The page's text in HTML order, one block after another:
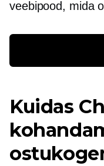
veebipood, mida
Kuidas